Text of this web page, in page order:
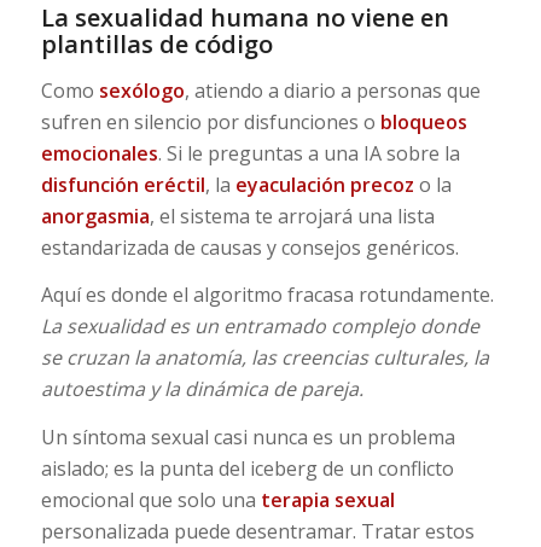
La sexualidad humana no viene en
plantillas de código
Como sexólogo, atiendo a diario a personas que
sufren en silencio por disfunciones o bloqueos
emocionales. Si le preguntas a una IA sobre la
disfunción eréctil, la eyaculación precoz o la
anorgasmia, el sistema te arrojará una lista
estandarizada de causas y consejos genéricos.
Aquí es donde el algoritmo fracasa rotundamente.
La sexualidad es un entramado complejo donde
se cruzan la anatomía, las creencias culturales, la
autoestima y la dinámica de pareja.
Un síntoma sexual casi nunca es un problema
aislado; es la punta del iceberg de un conflicto
emocional que solo una terapia sexual
personalizada puede desentramar. Tratar estos